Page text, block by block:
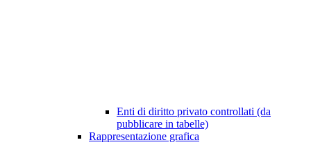
Enti di diritto privato controllati (da
pubblicare in tabelle)
Rappresentazione grafica